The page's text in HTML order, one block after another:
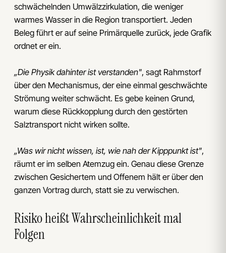
schwächelnden Umwälzzirkulation, die weniger
warmes Wasser in die Region transportiert. Jeden
Beleg führt er auf seine Primärquelle zurück, jede Grafik
ordnet er ein.
„Die Physik dahinter ist verstanden", sagt Rahmstorf
über den Mechanismus, der eine einmal geschwächte
Strömung weiter schwächt. Es gebe keinen Grund,
warum diese Rückkopplung durch den gestörten
Salztransport nicht wirken sollte.
„Was wir nicht wissen, ist, wie nah der Kipppunkt ist",
räumt er im selben Atemzug ein. Genau diese Grenze
zwischen Gesichertem und Offenem hält er über den
ganzen Vortrag durch, statt sie zu verwischen.
Risiko heißt Wahrscheinlichkeit mal
Folgen